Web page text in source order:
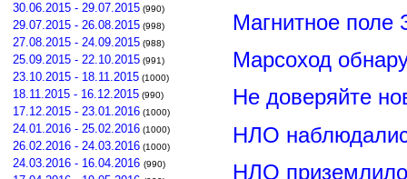
30.06.2015 - 29.07.2015 (990)
29.07.2015 - 26.08.2015 (998)
27.08.2015 - 24.09.2015 (988)
25.09.2015 - 22.10.2015 (991)
23.10.2015 - 18.11.2015 (1000)
18.11.2015 - 16.12.2015 (990)
17.12.2015 - 23.01.2016 (1000)
24.01.2016 - 25.02.2016 (1000)
26.02.2016 - 24.03.2016 (1000)
24.03.2016 - 16.04.2016 (990)
Магнитное поле
Марсоход
Не доверяйте
НЛО
НЛО